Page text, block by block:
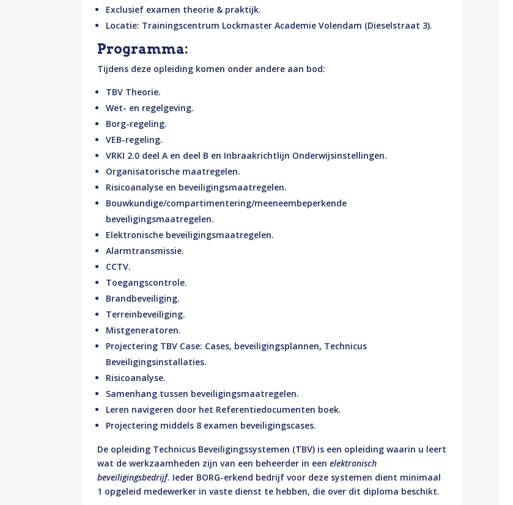
Exclusief examen theorie & praktijk.
Locatie: Trainingscentrum Lockmaster Academie Volendam (Dieselstraat 3).
Programma:
Tijdens deze opleiding komen onder andere aan bod:
TBV Theorie.
Wet- en regelgeving.
Borg-regeling.
VEB-regeling.
VRKI 2.0 deel A en deel B en Inbraakrichtlijn Onderwijsinstellingen.
Organisatorische maatregelen.
Risicoanalyse en beveiligingsmaatregelen.
Bouwkundige/compartimentering/meeneembeperkende
beveiligingsmaatregelen.
Elektronische beveiligingsmaatregelen.
Alarmtransmissie.
CCTV.
Toegangscontrole.
Brandbeveiliging.
Terreinbeveiliging.
Mistgeneratoren.
Projectering TBV Case: Cases, beveiligingsplannen, Technicus
Beveiligingsinstallaties.
Risicoanalyse.
Samenhang tussen beveiligingsmaatregelen.
Leren navigeren door het Referentiedocumenten boek.
Projectering middels 8 examen beveiligingscases.
De opleiding Technicus Beveiligingssystemen (TBV) is een opleiding waarin u leert
wat de werkzaamheden zijn van een beheerder in een elektronisch
beveiligingsbedrijf. Ieder BORG-erkend bedrijf voor deze systemen dient minimaal
1 opgeleid medewerker in vaste dienst te hebben, die over dit diploma beschikt.